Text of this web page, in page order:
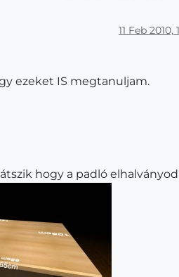
11 Feb 2010,
ezeket IS megtanuljam.
hogy a padló